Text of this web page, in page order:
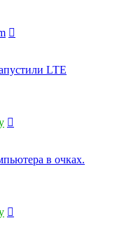
LTE
в очках.